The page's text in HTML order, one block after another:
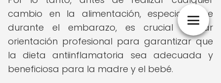
cambio en la alimentación, especialmente
durante el embarazo, es crucial buscar
orientación profesional para garantizar que
la dieta antiinflamatoria sea adecuada y
beneficiosa para la madre y el bebé.